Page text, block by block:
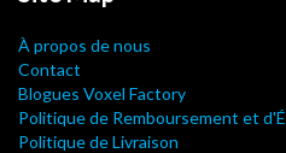
À propos de nous
Contact
Blogues Voxel Factory
Politique de Remboursement et
Politique de Livraison